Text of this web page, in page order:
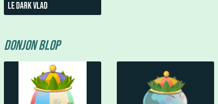
Le Dark Vlad
Donjon Blop